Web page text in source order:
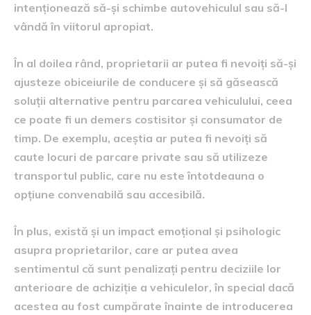
intenționează să-și schimbe autovehiculul sau să-l
vândă în viitorul apropiat.
În al doilea rând, proprietarii ar putea fi nevoiți să-și
ajusteze obiceiurile de conducere și să găsească
soluții alternative pentru parcarea vehiculului, ceea
ce poate fi un demers costisitor și consumator de
timp. De exemplu, aceștia ar putea fi nevoiți să
caute locuri de parcare private sau să utilizeze
transportul public, care nu este întotdeauna o
opțiune convenabilă sau accesibilă.
În plus, există și un impact emoțional și psihologic
asupra proprietarilor, care ar putea avea
sentimentul că sunt penalizați pentru deciziile lor
anterioare de achiziție a vehiculelor, în special dacă
acestea au fost cumpărate înainte de introducerea